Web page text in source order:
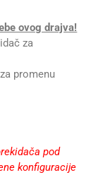
ovog drajva!
za
promenu
pod
konfiguracije